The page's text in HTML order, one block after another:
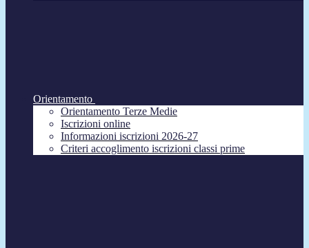
Orientamento
Orientamento Terze Medie
Iscrizioni online
Informazioni iscrizioni 2026-27
Criteri accoglimento iscrizioni classi prime